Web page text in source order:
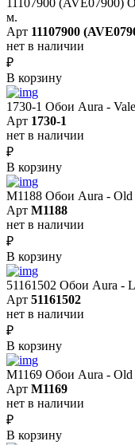
м.
Арт 11107900
нет в наличии
₽
В корзину
1730-1 Обои Aura -
Арт 1730-1
нет в наличии
₽
В корзину
M1188 Обои Aura - Old
Арт M1188
нет в наличии
₽
В корзину
51161502 Обои Aura -
Арт 51161502
нет в наличии
₽
В корзину
M1169 Обои Aura - Old
Арт M1169
нет в наличии
₽
В корзину